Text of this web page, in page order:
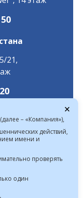
21,
|
KZT
✕
– «Компания»),
действий,
имени и
проверять
один